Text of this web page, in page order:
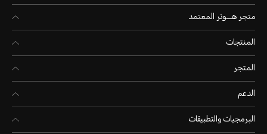
متجر هـــونر المعتمد
المنتجات
المتجر
الدعم
البرمجيات والتطبيقات